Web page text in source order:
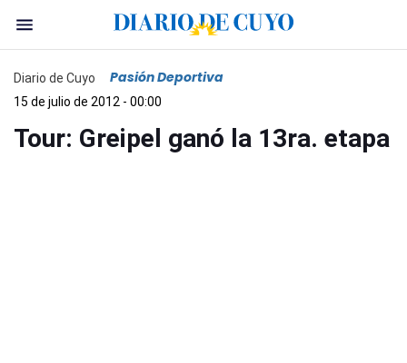
Diario de Cuyo Pasión Deportiva
15 de julio de 2012 - 00:00
Tour: Greipel ganó la 13ra. etapa